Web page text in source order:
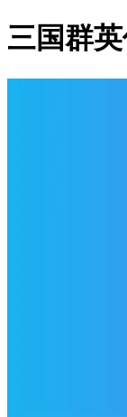
三国群